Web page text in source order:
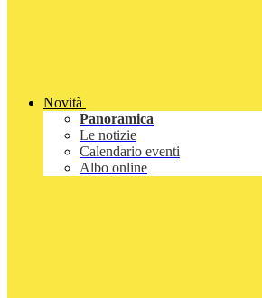
Novità
Panoramica
Le notizie
Calendario eventi
Albo online